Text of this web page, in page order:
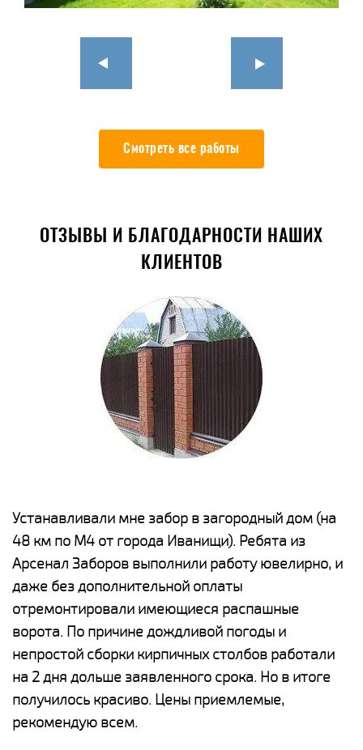
Смотреть все работы
ОТЗЫВЫ И БЛАГОДАРНОСТИ НАШИХ
КЛИЕНТОВ
Устанавливали мне забор в загородный дом (на
48 км по М4 от города Иванищи). Ребята из
Арсенал Заборов выполнили работу ювелирно, и
даже без дополнительной оплаты
отремонтировали имеющиеся распашные
ворота. По причине дождливой погоды и
непростой сборки кирпичных столбов работали
на 2 дня дольше заявленного срока. Но в итоге
получилось красиво. Цены приемлемые,
рекомендую всем.